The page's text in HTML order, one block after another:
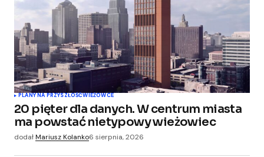
PLANY NA PRZYSZŁOŚĆWIEŻOWCE
20 pięter dla danych. W centrum miasta
ma powstać nietypowy wieżowiec
dodałMariusz Kolanko6 sierpnia, 2026